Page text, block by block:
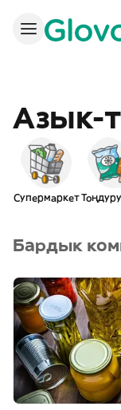
Азык-
Супермаркет
Бардык